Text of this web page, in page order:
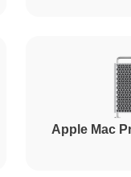
Apple Mac